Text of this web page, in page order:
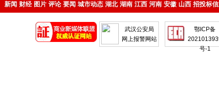
新闻 财经 图片 评论 要闻 城市动态 湖北 湖南 江西 河南 安徽 山西 招投标
武汉公安局
网上报警网站
鄂ICP备
号-1